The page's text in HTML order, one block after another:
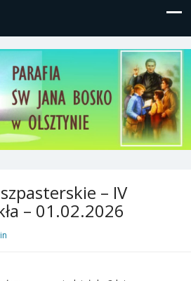
Jana Bosko w
1
– IV
– 01.02.2026